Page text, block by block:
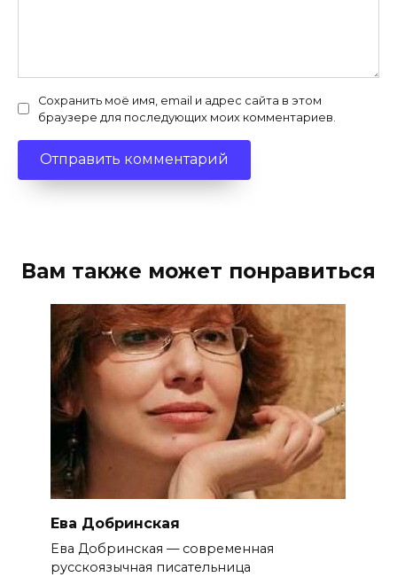
Сохранить моё имя, email и адрес сайта в этом
браузере для последующих моих комментариев.
Вам также может понравиться
Ева Добринская
Ева Добринская — современная
русскоязычная писательница